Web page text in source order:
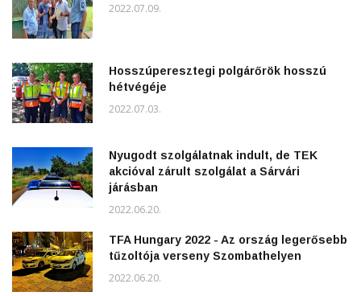
2022.07.09.
Hosszúperesztegi polgárőrök hosszú
hétvégéje
2022.07.03.
Nyugodt szolgálatnak indult, de TEK
akcióval zárult szolgálat a Sárvári
járásban
2022.06.20.
TFA Hungary 2022 - Az ország legerősebb
tűzoltója verseny Szombathelyen
2022.06.20.